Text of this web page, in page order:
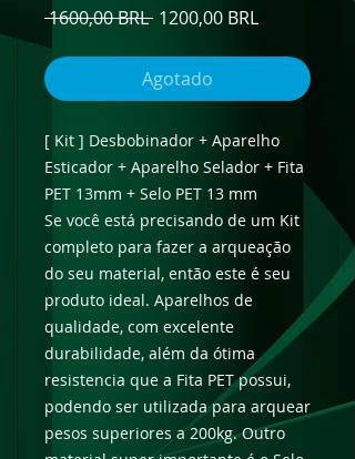
1600,00 BRL Precio
1200,00 BRLPrecio
oferta
Agotado
[ Kit ] Desbobinador + Aparelho
Esticador + Aparelho Selador + Fita
PET 13mm + Selo PET 13 mm
Se você está precisando de um Kit
completo para fazer a arqueação
do seu material, então este é seu
produto ideal. Aparelhos de
qualidade, com excelente
durabilidade, além da ótima
resistencia que a Fita PET possui,
podendo ser utilizada para arquear
pesos superiores a 200kg. Outro